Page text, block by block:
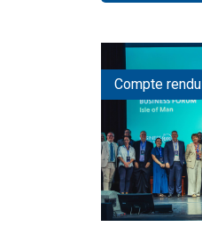
Compte rendu